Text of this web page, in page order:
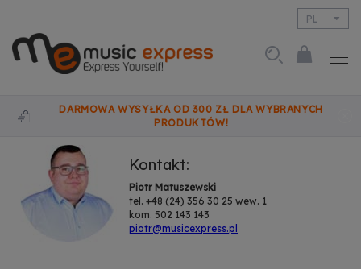
PL
DARMOWA WYSYŁKA OD 300 ZŁ DLA WYBRANYCH
PRODUKTÓW!
Kontakt:
Piotr Matuszewski
tel. +48 (24) 356 30 25 wew. 1
kom. 502 143 143
piotr@musicexpress.pl